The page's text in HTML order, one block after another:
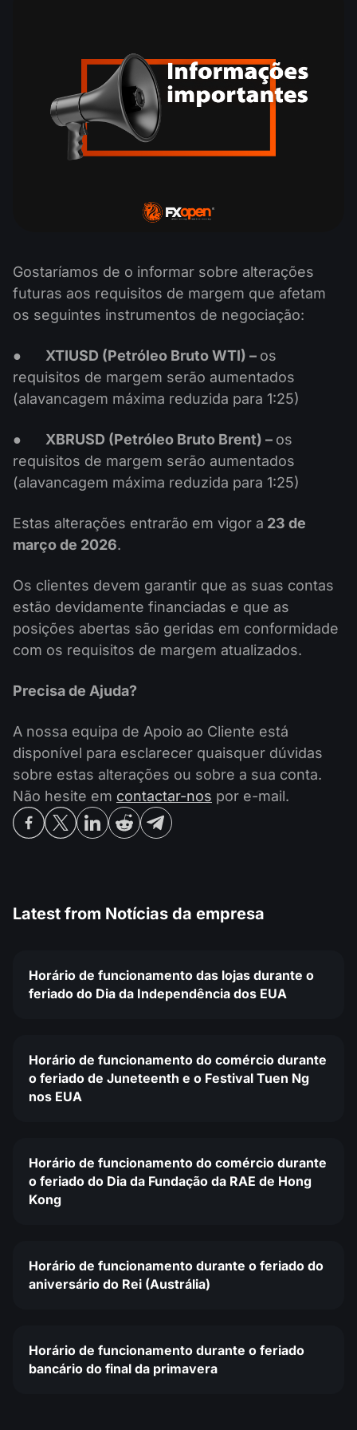
Masters e Seguidores
Centro de ajuda
O que é negociação de CFDs?
O que é negociação ECN?
Contate-nos
Gostaríamos de o informar sobre alterações
futuras aos requisitos de margem que afetam
os seguintes instrumentos de negociação:
● XTIUSD (Petróleo Bruto WTI) – os
requisitos de margem serão aumentados
(alavancagem máxima reduzida para 1:25)
● XBRUSD (Petróleo Bruto Brent) – os
requisitos de margem serão aumentados
(alavancagem máxima reduzida para 1:25)
Estas alterações entrarão em vigor a 23 de
março de 2026.
Os clientes devem garantir que as suas contas
estão devidamente financiadas e que as
posições abertas são geridas em conformidade
com os requisitos de margem atualizados.
Precisa de Ajuda?
A nossa equipa de Apoio ao Cliente está
disponível para esclarecer quaisquer dúvidas
sobre estas alterações ou sobre a sua conta.
Não hesite em contactar-nos por e-mail.
Latest from Notícias da empresa
Horário de funcionamento das lojas durante o
feriado do Dia da Independência dos EUA
Horário de funcionamento do comércio durante
o feriado de Juneteenth e o Festival Tuen Ng
nos EUA
Horário de funcionamento do comércio durante
o feriado do Dia da Fundação da RAE de Hong
Kong
Horário de funcionamento durante o feriado do
aniversário do Rei (Austrália)
Horário de funcionamento durante o feriado
bancário do final da primavera